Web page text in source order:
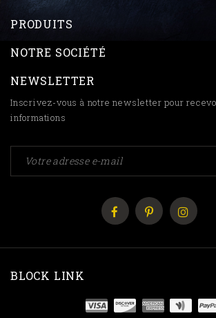
PRODUITS
NOTRE SOCIÉTÉ
NEWSLETTER
Inscrivez-vous à notre newsletter pour
informations
BLOCK LINK